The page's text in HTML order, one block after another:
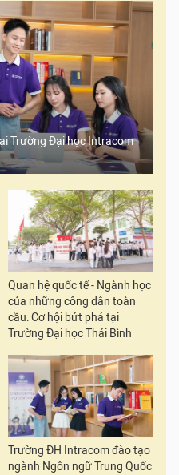
Trường Đại học Intracom
Quan hệ quốc tế - Ngành học
của những công dân toàn
cầu: Cơ hội bứt phá tại
Trường Đại học Thái Bình
Trường ĐH Intracom đào tạo
ngành Ngôn ngữ Trung Quốc